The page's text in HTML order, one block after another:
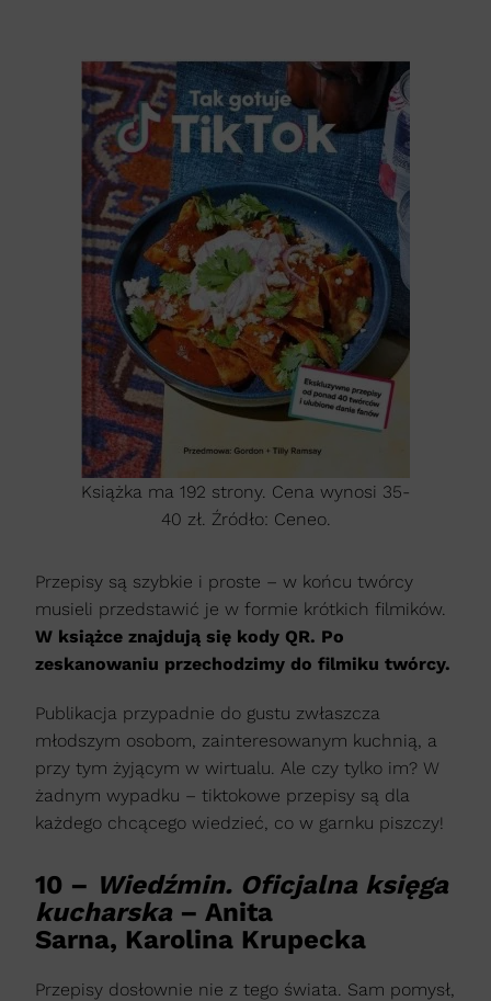
Książka ma 192 strony. Cena wynosi 35-
40 zł. Źródło: Ceneo.
Przepisy są szybkie i proste – w końcu twórcy
musieli przedstawić je w formie krótkich filmików.
W książce znajdują się kody QR. Po
zeskanowaniu przechodzimy do filmiku twórcy.
Publikacja przypadnie do gustu zwłaszcza
młodszym osobom, zainteresowanym kuchnią, a
przy tym żyjącym w wirtualu. Ale czy tylko im? W
żadnym wypadku – tiktokowe przepisy są dla
każdego chcącego wiedzieć, co w garnku piszczy!
10 – Wiedźmin. Oficjalna księga
kucharska – Anita
Sarna, Karolina Krupecka
Przepisy dosłownie nie z tego świata. Sam pomysł,